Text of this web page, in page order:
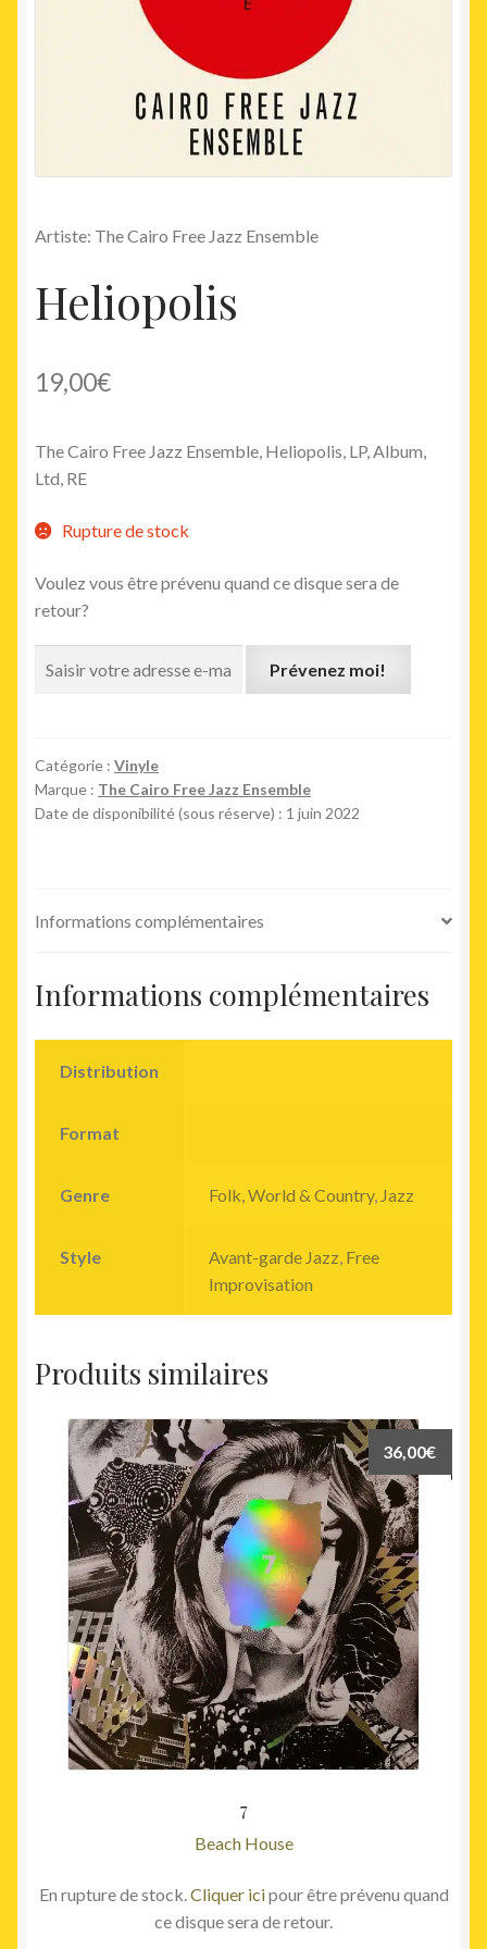
Artiste: The Cairo Free Jazz Ensemble
Heliopolis
19,00€
The Cairo Free Jazz Ensemble, Heliopolis, LP, Album,
Ltd, RE
Rupture de stock
Voulez vous être prévenu quand ce disque sera de
retour?
Prévenez moi!
Catégorie : Vinyle
Marque : The Cairo Free Jazz Ensemble
Date de disponibilité (sous réserve) : 1 juin 2022
Informations complémentaires
Informations complémentaires
Distribution
Format
Genre Folk, World & Country, Jazz
Style Avant-garde Jazz Free
Improvisation
Produits similaires
7
Beach House
36,00€
En rupture de stock.Cliquer icipour être prévenu quand
ce disque sera de retour.